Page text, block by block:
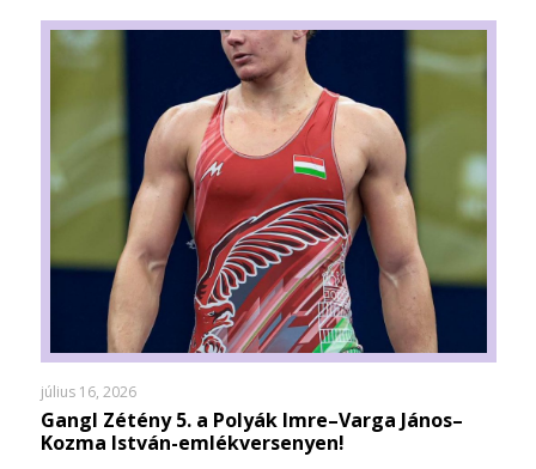
július 16, 2026
Gangl Zétény 5. a Polyák Imre–Varga János–
Kozma István-emlékversenyen!